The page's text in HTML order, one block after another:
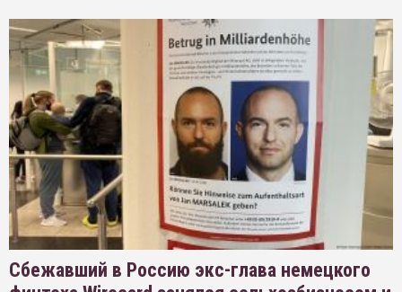
Сбежавший в Россию экс-глава немецкого